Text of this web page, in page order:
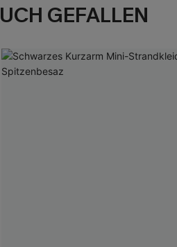
GEFALLEN